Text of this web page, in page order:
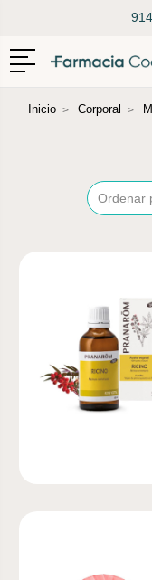
Menú
Inicio Corporal
Ordenar